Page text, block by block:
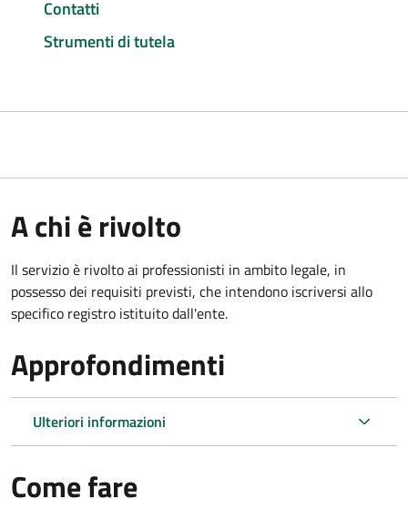
Contatti
Strumenti di tutela
A chi è rivolto
Il servizio è rivolto ai professionisti in ambito legale, in
possesso dei requisiti previsti, che intendono iscriversi allo
specifico registro istituito dall'ente.
Approfondimenti
Ulteriori informazioni
Come fare